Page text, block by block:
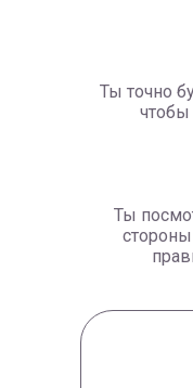
Ты точно
Ты